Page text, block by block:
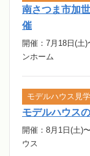
南さつま市加
催
開催：7月18日(土
ンホーム
モデルハウス
開催：8月1日(土)
ウス
モデルハウス見学